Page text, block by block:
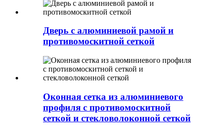
Дверь с алюминиевой рамой и
противомоскитной сеткой
Оконная сетка из алюминиевого
профиля с противомоскитной
сеткой и стекловолоконной сеткой